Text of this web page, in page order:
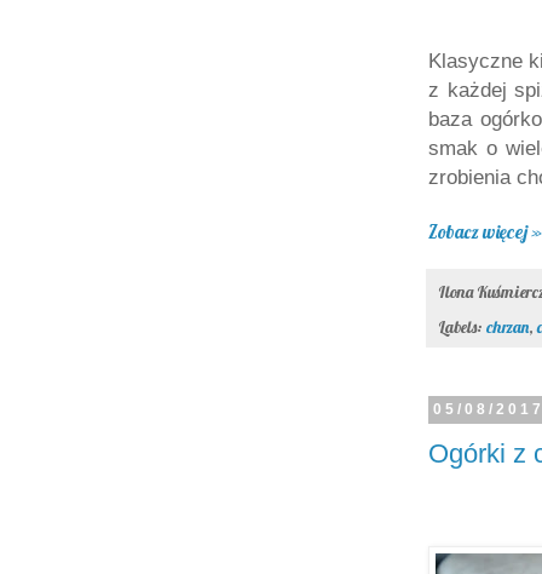
Klasyczne
z każdej
baza
smak o
zrobienia
Zobacz więcej »
Ilona
Labels: chrzan,
05/08/
Ogórki z